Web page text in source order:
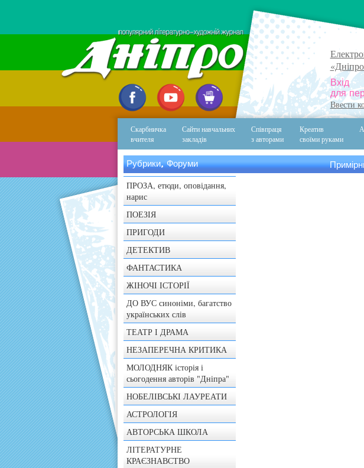
Вхід
для
Ввести
Скарбничка
вчителя
Сайти навчальних
закладів
Співпраця
з авторами
Креатив
своїми руками
Рубрики, Форуми
ПРОЗА, етюди, оповідання,
нарис
ПОЕЗІЯ
ПРИГОДИ
ДЕТЕКТИВ
ФАНТАСТИКА
ЖІНОЧІ ІСТОРІЇ
ДО ВУС синоніми, багатство
українських слів
ТЕАТР І ДРАМА
НЕЗАПЕРЕЧНА КРИТИКА
МОЛОДНЯК історія і
сьогодення авторів "Дніпра"
НОБЕЛІВСЬКІ ЛАУРЕАТИ
АСТРОЛОГІЯ
АВТОРСЬКА ШКОЛА
ЛІТЕРАТУРНЕ
КРАЄЗНАВСТВО